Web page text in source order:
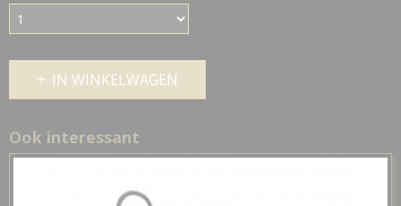
IN WINKELWAGEN
Ook interessant